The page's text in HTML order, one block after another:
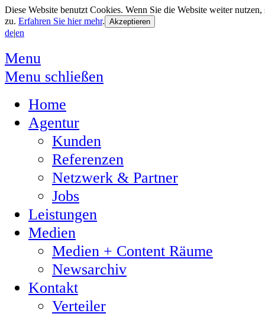
Diese Website benutzt Cookies. Wenn Sie die Website weiter
zu. Erfahren Sie hier mehr.
de|en
Menu
Menu schließen
Home
Agentur
Kunden
Referenzen
Netzwerk & Partner
Jobs
Leistungen
Medien
Medien + Content Räume
Newsarchiv
Kontakt
Verteiler